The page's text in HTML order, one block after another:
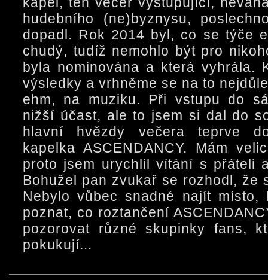
hudebního (ne)byznysu,
dopadl. Rok 2014 byl, co se týče
chudý, tudíž nemohlo být pro
byla nominována a která vyhrála.
výsledky a vrhněme se na to
ehm, na muziku. Při vstupu do
nižší účast, ale to jsem si dal do
hlavní hvězdy večera teprve
kapelka ASCENDANCY. Mám
proto jsem urychlil vítání s přáteli
Bohužel pan zvukař se rozhodl, že
Nebylo vůbec snadné najít
poznat, co roztančení
pozorovat různé skupinky fans,
pokukují...